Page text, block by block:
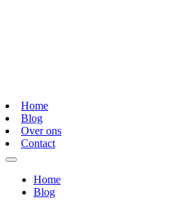
Home
Blog
Over ons
Contact
Home
Blog